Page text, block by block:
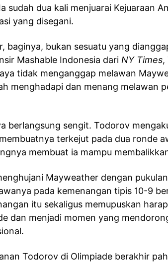
sudah dua kali menjuarai Kejuaraan
yang disegani.
baginya, bukan sesuatu yang
Mashable Indonesia dari NY Times,
tidak menganggap melawan
menghadapi dan menang melawan
berlangsung sengit. Todorov
terkejut pada dua ronde
membuat ia mampu
Mayweather dengan
pada kemenangan tipis 10-9
itu sekaligus memupuskan
dan menjadi momen yang
Todorov di Olimpiade berakhir